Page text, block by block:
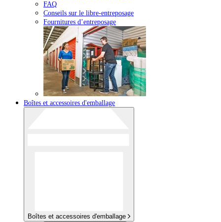
FAQ
Conseils sur le libre-entreposage
Fournitures d’entreposage
Boîtes et accessoires d'emballage
Boîtes et accessoires d'emballage